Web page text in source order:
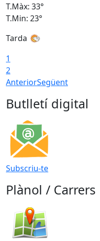
T.Màx: 33°
T.Min: 23°
Tarda
1
2
AnteriorSegüent
Butlletí digital
Subscriu-te
Plànol / Carrers